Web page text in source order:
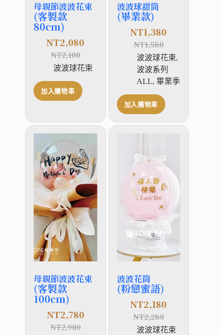
母親節波波花束
(客製款
80cm)
NT2,100
NT2,080
波波球花束
加入購物車
波波球甜筒
(畢業款)
NT1,580
NT1,380
波波球花束,
波波系列
ALL, 畢業季
加入購物車
母親節波波花束
(客製款
100cm)
NT2,900
NT2,780
波波花筒
(粉戀蜜語)
NT2,280
NT2,180
波波球花束